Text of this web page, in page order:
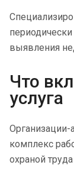
выявления
Что
услуга
комплекс
охраной